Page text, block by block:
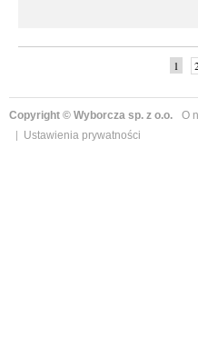
1
Copyright © Wyborcza sp. z o.o. O
Ustawienia prywatności